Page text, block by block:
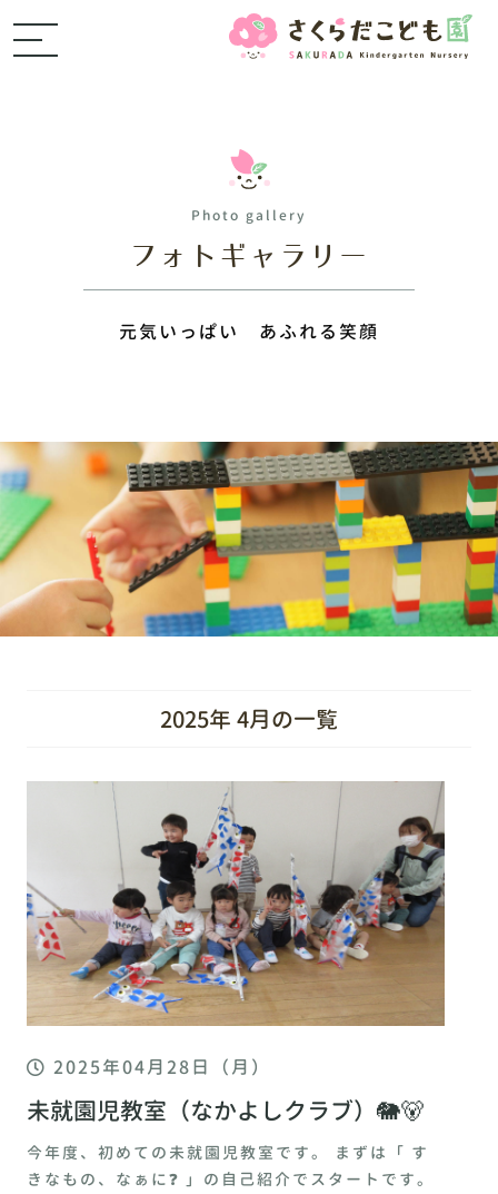
Photo gallery
フォトギャラリー
元気いっぱい あふれる笑顔
2025年 4月の一覧
2025年04月28日（月）
未就園児教室（なかよしクラブ）🐘🐻
今年度、初めての未就園児教室です。 まずは「 す
きなもの、なぁに❓ 」の自己紹介でスタートです。